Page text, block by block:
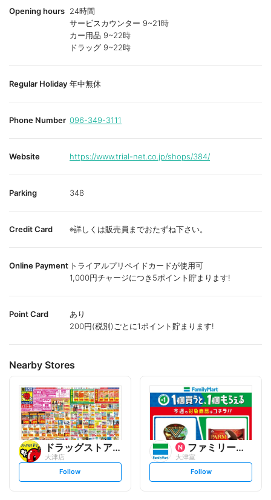
Opening hours 24時間
サービスカウンター 9~21時
カー用品 9~22時
ドラッグ 9~22時
Regular Holiday 年中無休
Phone Number 096-349-3111
Website https://www.trial-net.co.jp/shops/384/
Parking 348
Credit Card ※詳しくは販売員までおたずね下さい。
Online Payment トライアルプリペイドカードが使用可
1,000円チャージにつき5ポイント貯まります!
Point Card
あり
200円(税別)ごとに1ポイント貯まります!
Nearby Stores
ドラッグストアモリ
大津店
s
t
Follow
ファミリーマート
大津室
s
t
Follow